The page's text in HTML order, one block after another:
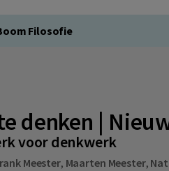
Filosofie
denken |
voor denkwerk
Meester, Maarten Meester,